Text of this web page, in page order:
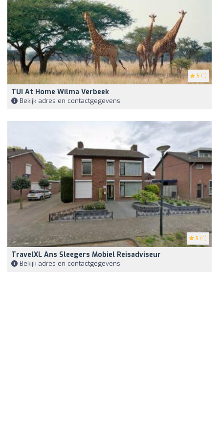
5 (1)
TUI At Home Wilma Verbeek
Bekijk adres en contactgegevens
5 (4)
TravelXL Ans Sleegers Mobiel Reisadviseur
Bekijk adres en contactgegevens